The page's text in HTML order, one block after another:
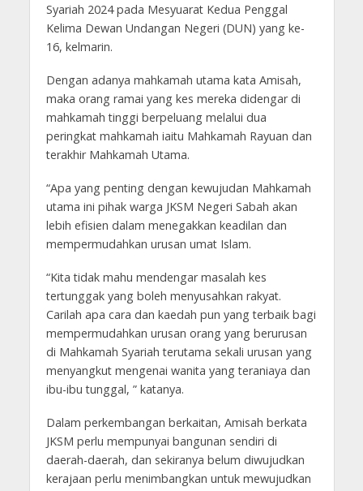
Syariah 2024 pada Mesyuarat Kedua Penggal
Kelima Dewan Undangan Negeri (DUN) yang ke-
16, kelmarin.
Dengan adanya mahkamah utama kata Amisah,
maka orang ramai yang kes mereka didengar di
mahkamah tinggi berpeluang melalui dua
peringkat mahkamah iaitu Mahkamah Rayuan dan
terakhir Mahkamah Utama.
“Apa yang penting dengan kewujudan Mahkamah
utama ini pihak warga JKSM Negeri Sabah akan
lebih efisien dalam menegakkan keadilan dan
mempermudahkan urusan umat Islam.
“Kita tidak mahu mendengar masalah kes
tertunggak yang boleh menyusahkan rakyat.
Carilah apa cara dan kaedah pun yang terbaik bagi
mempermudahkan urusan orang yang berurusan
di Mahkamah Syariah terutama sekali urusan yang
menyangkut mengenai wanita yang teraniaya dan
ibu-ibu tunggal, ” katanya.
Dalam perkembangan berkaitan, Amisah berkata
JKSM perlu mempunyai bangunan sendiri di
daerah-daerah, dan sekiranya belum diwujudkan
kerajaan perlu menimbangkan untuk mewujudkan